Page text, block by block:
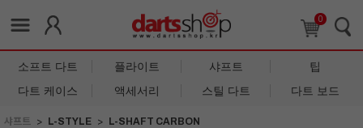
0
소프트 다트 플라이트 샤프트
팁
다트 케이스
액세서리 스틸 다트 다트 보드
샤프트 L-STYLE L-SHAFT CARBON